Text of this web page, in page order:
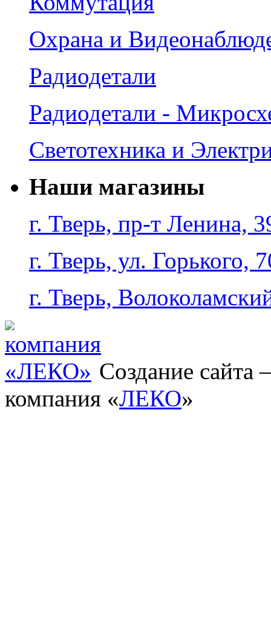
Охрана и
Радиодетали
Радиодетали -
Светотехника и
Наши магазины
г. Тверь, пр-т Ленина,
г. Тверь, ул. Горького,
г. Тверь,
Создание сайта
компания «ЛЕКО»